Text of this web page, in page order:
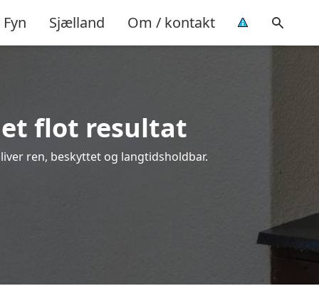
Fyn Sjælland Om / kontakt
et flot resultat
ren, beskyttet og langtidsholdbar.